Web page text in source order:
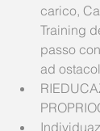
carico,
Training
passo
ad